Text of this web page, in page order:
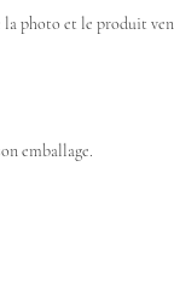
photo et le produit
emballage.